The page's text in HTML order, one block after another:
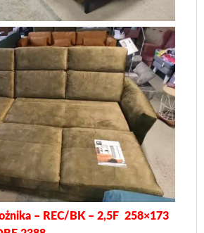
– REC/BK – 2,5F 258×173